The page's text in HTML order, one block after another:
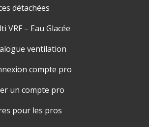
détachées
VRF – Eau Glacée
ventilation
compte pro
un compte pro
pour les pros